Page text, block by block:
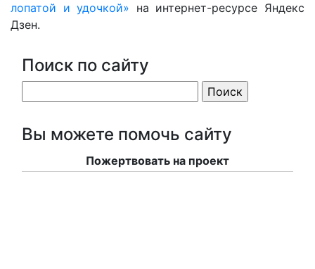
лопатой и удочкой» на интернет-ресурсе Яндекс
Дзен.
Поиск по сайту
Вы можете помочь сайту
Пожертвовать на проект